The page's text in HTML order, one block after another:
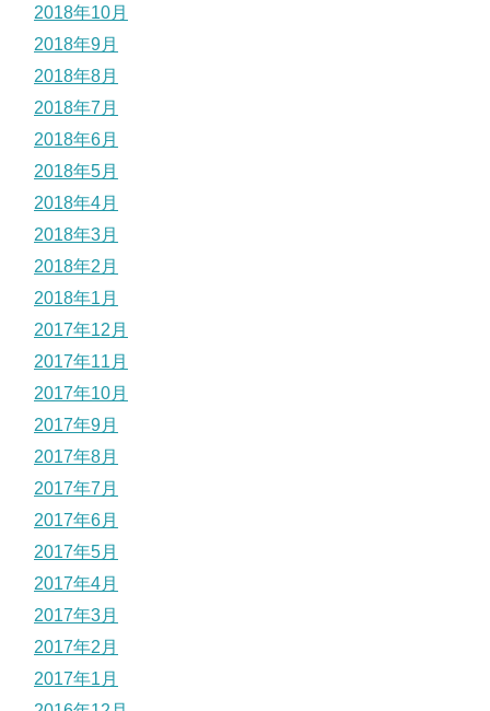
2018年10月
2018年9月
2018年8月
2018年7月
2018年6月
2018年5月
2018年4月
2018年3月
2018年2月
2018年1月
2017年12月
2017年11月
2017年10月
2017年9月
2017年8月
2017年7月
2017年6月
2017年5月
2017年4月
2017年3月
2017年2月
2017年1月